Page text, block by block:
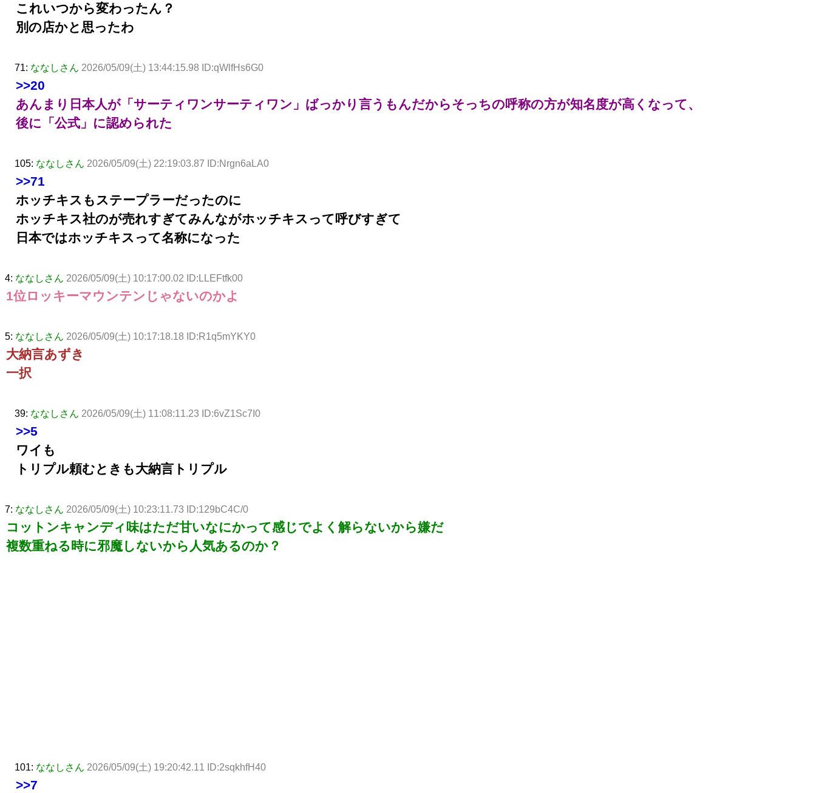
これいつから変わったん？
別の店かと思ったわ
71: ななしさん 2026/05/09(土) 13:44:15.98 ID:qWlfHs6G0
>>20
あんまり日本人が「サーティワンサーティワン」ばっかり言うもんだからそっちの呼称の方が知名度が高くなって、
後に「公式」に認められた
105: ななしさん 2026/05/09(土) 22:19:03.87 ID:Nrgn6aLA0
>>71
ホッチキスもステープラーだったのに
ホッチキス社のが売れすぎてみんながホッチキスって呼びすぎて
日本ではホッチキスって名称になった
4: ななしさん 2026/05/09(土) 10:17:00.02 ID:LLEFtfk00
1位ロッキーマウンテンじゃないのかよ
5: ななしさん 2026/05/09(土) 10:17:18.18 ID:R1q5mYKY0
大納言あずき
一択
39: ななしさん 2026/05/09(土) 11:08:11.23 ID:6vZ1Sc7I0
>>5
ワイも
トリプル頼むときも大納言トリプル
7: ななしさん 2026/05/09(土) 10:23:11.73 ID:129bC4C/0
コットンキャンディ味はただ甘いなにかって感じでよく解らないから嫌だ
複数重ねる時に邪魔しないから人気あるのか？
101: ななしさん 2026/05/09(土) 19:20:42.11 ID:2sqkhfH40
>>7